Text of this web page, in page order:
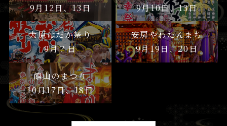
9月12日、13日
9月10日、13日
大原はだか祭り
9月？日
安房やわたんまち
9月19日、20日
館山のまつり
10月17日、18日